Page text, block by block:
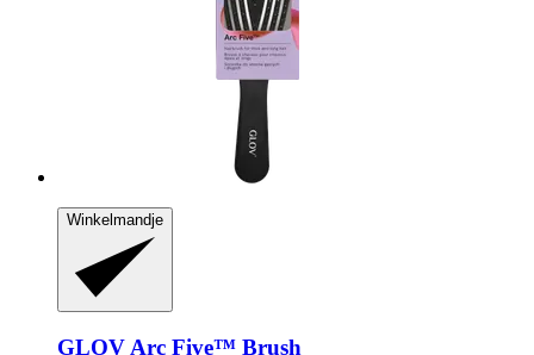
Winkelmandje
GLOV Arc Five™ Brush